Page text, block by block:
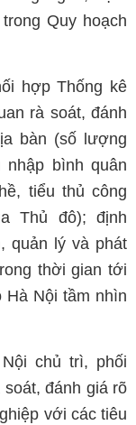
Quy hoạch
hợp Thống kê
rà soát, đánh
bàn (số lượng
bình quân
tiểu thủ công
Thủ đô); định
quản lý và phát
thời gian tới
Hà Nội tầm nhìn
chủ trì, phối
đánh giá rõ
với các tiêu